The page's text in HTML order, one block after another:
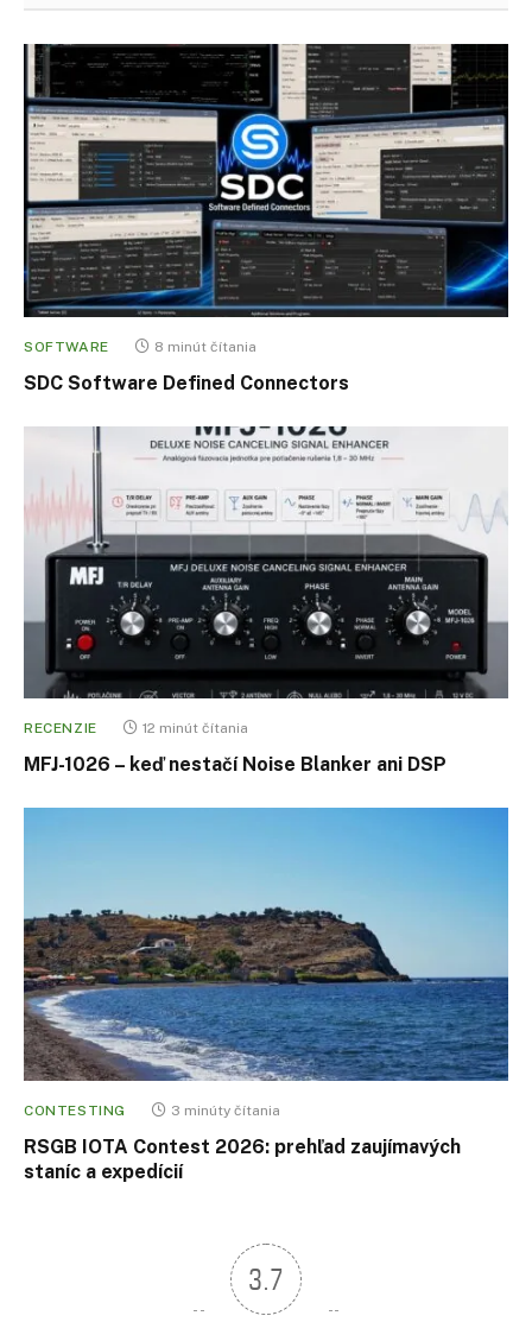
SOFTWARE 8 minút čítania
SDC Software Defined Connectors
RECENZIE 12 minút čítania
MFJ-1026 – keď nestačí Noise Blanker ani DSP
CONTESTING 3 minúty čítania
RSGB IOTA Contest 2026: prehľad zaujímavých
staníc a expedícií
3.7